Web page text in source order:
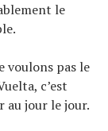
le
voulons pas le
c’est
au jour le jour.